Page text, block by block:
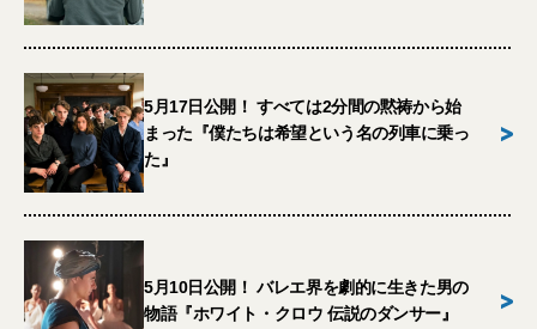
5月17日公開！ すべては2分間の黙祷から始
まった『僕たちは希望という名の列車に乗っ
た』
>
5月10日公開！ バレエ界を劇的に生きた男の
物語『ホワイト・クロウ 伝説のダンサー』
>